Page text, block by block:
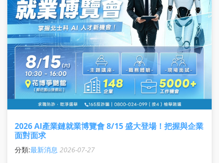
2026 AI產業鏈就業博覽會 8/15 盛大登場！把握與企業
面對面求
分類:最新消息 2026-07-27